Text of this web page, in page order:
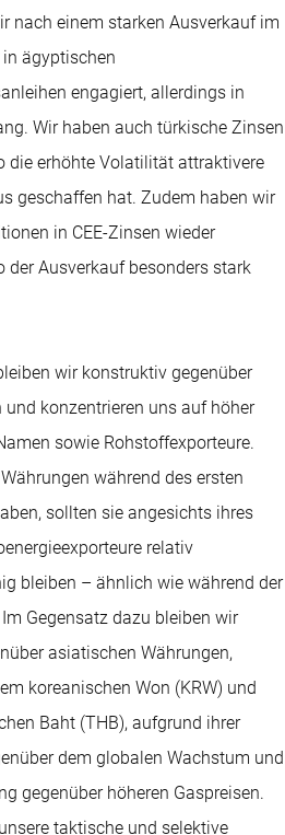
nach einem starken Ausverkauf im
ägyptischen
engagiert, allerdings in
Wir haben auch türkische Zinsen
die erhöhte Volatilität attraktivere
geschaffen hat. Zudem haben wir
in CEE-Zinsen wieder
der Ausverkauf besonders stark
wir konstruktiv gegenüber
und konzentrieren uns auf höher
sowie Rohstoffexporteure.
während des ersten
sollten sie angesichts ihres
relativ
bleiben – ähnlich wie während der
Gegensatz dazu bleiben wir
asiatischen Währungen,
koreanischen Won (KRW) und
Baht (THB), aufgrund ihrer
dem globalen Wachstum und
gegenüber höheren Gaspreisen.
taktische und selektive